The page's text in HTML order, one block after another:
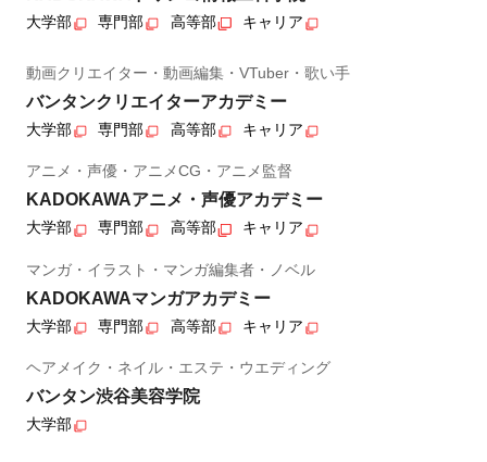
大学部 専門部 高等部 キャリア
動画クリエイター・動画編集・VTuber・歌い手
バンタンクリエイターアカデミー
大学部 専門部 高等部 キャリア
アニメ・声優・アニメCG・アニメ監督
KADOKAWAアニメ・声優アカデミー
大学部 専門部 高等部 キャリア
マンガ・イラスト・マンガ編集者・ノベル
KADOKAWAマンガアカデミー
大学部 専門部 高等部 キャリア
ヘアメイク・ネイル・エステ・ウエディング
バンタン渋谷美容学院
大学部